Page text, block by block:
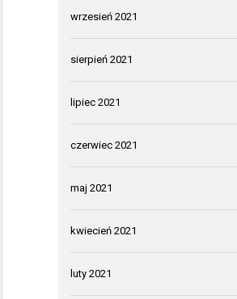
wrzesień 2021
sierpień 2021
lipiec 2021
czerwiec 2021
maj 2021
kwiecień 2021
luty 2021